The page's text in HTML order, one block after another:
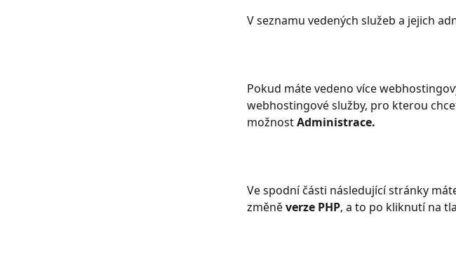
V seznamu vedených služeb a jejich
Pokud máte vedeno více
webhostingové služby, pro kterou
možnost Administrace.
Ve spodní části následující stránky
změně verze PHP, a to po kliknutí na